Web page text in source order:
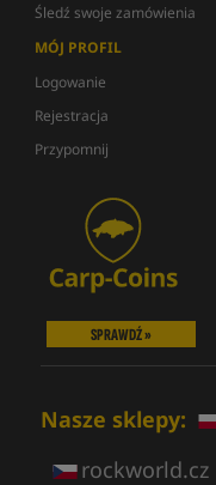
Śledź swoje zamówienia
MÓJ PROFIL
Logowanie
Rejestracja
Przypomnij
SPRAWDŹ »
Nasze sklepy:
rockworld.cz